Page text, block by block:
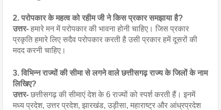
2. परोपकार के महत्व को रहीम जी ने किस प्रकार समझाया है?
उत्तर- हमारे मन में परोपकार की भावना होनी चाहिए। जिस प्रकार
प्रकृति हमारे लिए सदैव परोपकार करती है उसी प्रकार हमें दूसरों की
मदद करनी चाहिए।
3. विभिन्न राज्यों की सीमा से लगने वाले छत्तीसगढ़ राज्य के जिलों के नाम
लिखिए?
उत्तर- छत्तीसगढ़ की सीमाएं देश के 6 राज्यों को स्पर्श करती हैं। इनमें
मध्य प्रदेश, उत्तर प्रदेश, झारखंड, उड़ीसा, महाराष्ट्र और आंध्रप्रदेश